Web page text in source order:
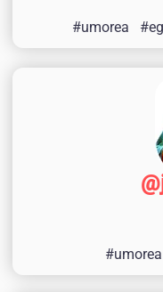
#umorea
#umorea